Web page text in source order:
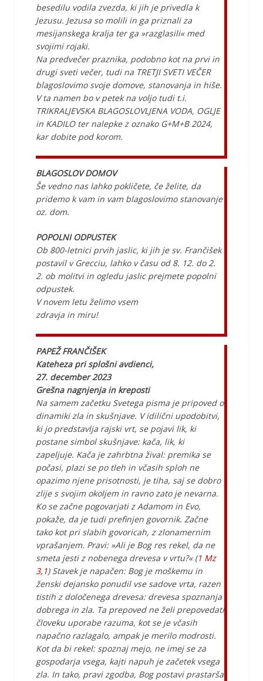
besedilu vodila zvezda, ki jih je privedla k
Jezusu. Jezusa so molili in ga priznali za
mesijanskega kralja ter ga »razglasili« med
svojimi rojaki.
Na predvečer praznika, podobno kot na prvi in
drugi sveti večer, tudi na TRETJI SVETI VEČER
blagoslovimo svoje domove, stanovanja in hiše.
V ta namen bo v petek na voljo tudi t.i.
TRIKRALJEVSKA BLAGOSLOVLJENA VODA, OGLJE
in KADILO ter nalepke z oznako G+M+B 2024,
kar dobite pod korom.
BLAGOSLOV DOMOV
Še vedno nas lahko pokličete, če želite, da
pridemo k vam in vam blagoslovimo stanovanje
oz. dom.
POPOLNI ODPUSTEK
Ob 800-letnici prvih jaslic, ki jih je sv. Frančišek
postavil v Grecciu, lahko v času od 8. 12. do 2.
2. ob molitvi in ogledu jaslic prejmete popolni
odpustek.
V novem letu želimo vsem
zdravja in miru!
PAPEŽ FRANČIŠEK
Kateheza pri splošni avdienci,
27. december 2023
Grešna nagnjenja in kreposti
Na samem začetku Svetega pisma je pripoved o
dinamiki zla in skušnjave. V idilični upodobitvi,
ki jo predstavlja rajski vrt, se pojavi lik, ki
postane simbol skušnjave: kača, lik, ki
zapeljuje. Kača je zahrbtna žival: premika se
počasi, plazi se po tleh in včasih sploh ne
opazimo njene prisotnosti, je tiha, saj se dobro
zlije s svojim okoljem in ravno zato je nevarna.
Ko se začne pogovarjati z Adamom in Evo,
pokaže, da je tudi prefinjen govornik. Začne
tako kot pri slabih govoricah, z zlonamernim
vprašanjem. Pravi: »Ali je Bog res rekel, da ne
smeta jesti z nobenega drevesa v vrtu?« (1 Mz
3,1) Stavek je napačen: Bog je moškemu in
ženski dejansko ponudil vse sadove vrta, razen
tistih z določenega drevesa: drevesa spoznanja
dobrega in zla. Ta prepoved ne želi prepovedati
človeku uporabe razuma, kot se je včasih
napačno razlagalo, ampak je merilo modrosti.
Kot da bi rekel: spoznaj mejo, ne imej se za
gospodarja vsega, kajti napuh je začetek vsega
zla. In tako, pravi zgodba, Bog postavi prastarša